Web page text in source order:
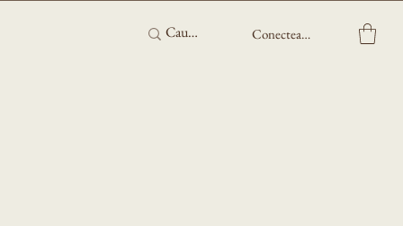
Conectează-te